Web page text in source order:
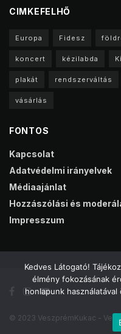
CIMKEFELHŐ
Europa Fidesz
koncert kézilabda
plakát rendszerváltás
vásárlás
FONTOS
Kapcsolat
Adatvédelmi irányelvek
Médiaajánlat
Hozzászólási és
Impresszum
© 2023 VeszprémKukac -
Kedves Látogató!
élmény fokozásának
honlapunk